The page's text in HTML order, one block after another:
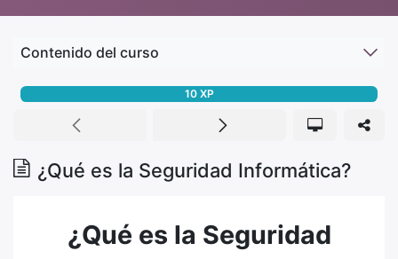
Contenido del curso
¿Qué es la Seguridad Informática?
10 XP
¿Qué es la Seguridad